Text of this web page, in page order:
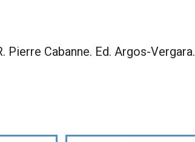
Cabanne. Ed. Argos-Vergara.